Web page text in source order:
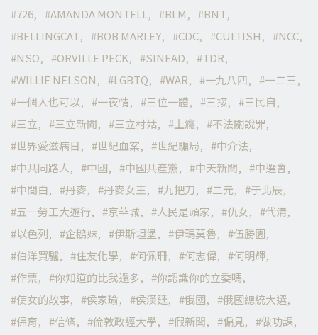
726
AMANDA MONTELL BLM
BNT
BELLINGCAT
BOB MARLEY CDC CULTISH
NCC
NSO
ORVILLE PECK SINEAD
TDR
WILLIE NELSON
LGBTQ WAR 一九八四
一二三
一個人也可以
一夜情 三位一體 三接
三民自
三立
三立新聞 三立村姑 上癮
不法關說罪
世界愛滋病日
世紀血案 世紀騙局
中介法
中共同路人
中國 中國共產黨 中天新聞
中選會
中間白
丹麥 丹麥女王 九把刀 二元
于北辰
五一勞工大遊行
京華城 人民是頭家 仇女
代溝
以色列
企鵝妹 伊斯坦堡 伊瑪莫魯
伍勝園
伯洋買驢
住友化學 何佩珊 何志偉
何明輝
作票
你知道的比我還多
你認識你的立委嗎
使女的故事
侯家瑜 侯漢廷 俄國
俄國總統大選
保育
信條 倫敦政經大學 假新聞 偏見
做功課